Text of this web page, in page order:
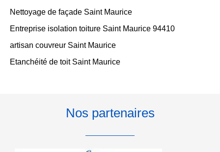
Nettoyage de façade Saint Maurice
Entreprise isolation toiture Saint Maurice 94410
artisan couvreur Saint Maurice
Etanchéité de toit Saint Maurice
Nos partenaires